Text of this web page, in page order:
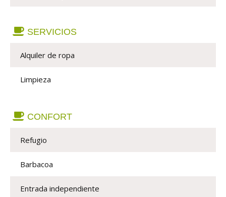
SERVICIOS
Alquiler de ropa
Limpieza
CONFORT
Refugio
Barbacoa
Entrada independiente